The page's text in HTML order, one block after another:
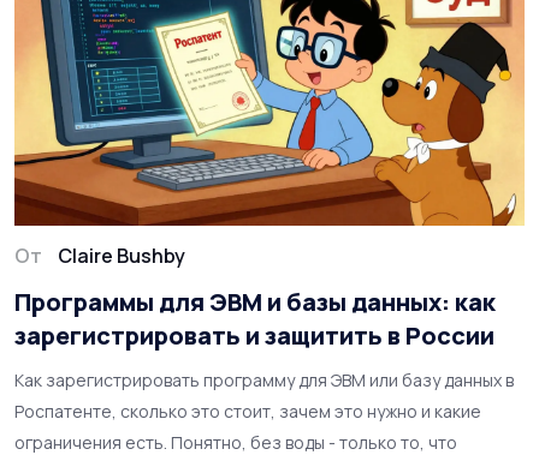
От Claire Bushby
Программы для ЭВМ и базы данных: как
зарегистрировать и защитить в России
Как зарегистрировать программу для ЭВМ или базу данных в
Роспатенте, сколько это стоит, зачем это нужно и какие
ограничения есть. Понятно, без воды - только то, что